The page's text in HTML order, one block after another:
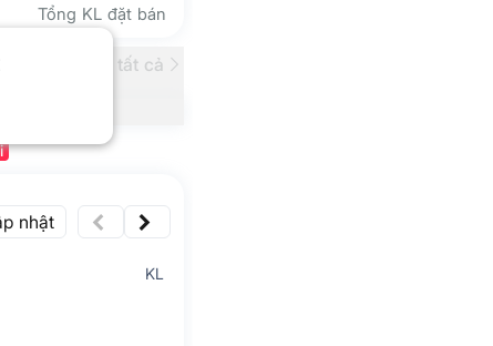
Tổng KL đặt bán
Xem tất cả
nhật
KL